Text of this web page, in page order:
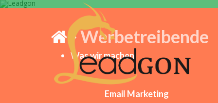
Siamo debitori e
settimanale,
Werbetreibende
Was wir machen:
Email Marketing